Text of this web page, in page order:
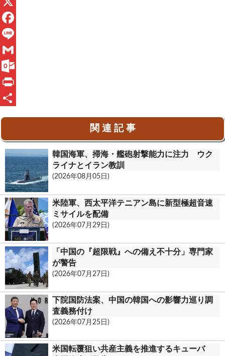
X
F
a
c
e
b
L
n
e
G
m
a
O
u
.
m
P
関 連 記 事
韓国海軍、掃海・艦砲射撃能力に注力 ウク
ライナとイラン教訓
(2026年08月05日)
米陸軍、西太平洋テニアン島に新型極超音速
ミサイルを配備
(2026年07月29日)
「中国の『超限戦』への備え不十分」専門家
が警告
(2026年07月27日)
下院国防法案、中国の韓国への影響力巡り調
査義務付け
(2026年07月25日)
米国転覆狙い共産主義を推進するキューバ